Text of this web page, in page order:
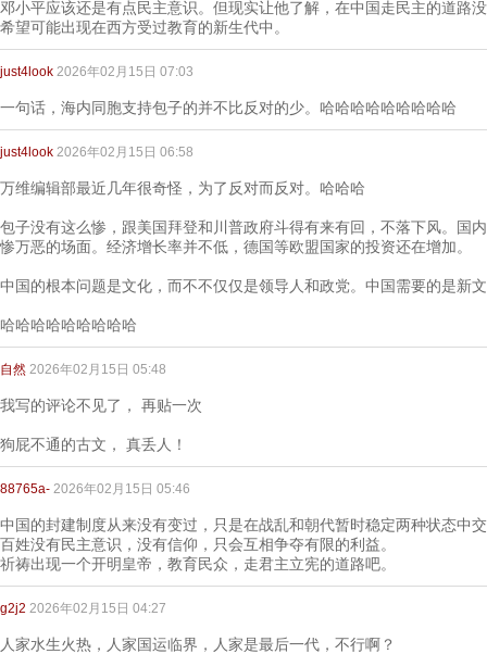
邓小平应该还是有点民主意识。但现实让他了解，在中国走民主的道路
希望可能出现在西方受过教育的新生代中。
just4look 2026年02月15日 07:03
一句话，海内同胞支持包子的并不比反对的少。哈哈哈哈哈哈哈哈哈
just4look 2026年02月15日 06:58
万维编辑部最近几年很奇怪，为了反对而反对。哈哈哈
包子没有这么惨，跟美国拜登和川普政府斗得有来有回，不落下风。国
惨万恶的场面。经济增长率并不低，德国等欧盟国家的投资还在增加。
中国的根本问题是文化，而不不仅仅是领导人和政党。中国需要的是新
哈哈哈哈哈哈哈哈哈
自然 2026年02月15日 05:48
我写的评论不见了， 再贴一次
狗屁不通的古文， 真丢人！
88765a- 2026年02月15日 05:46
中国的封建制度从来没有变过，只是在战乱和朝代暂时稳定两种状态中
百姓没有民主意识，没有信仰，只会互相争夺有限的利益。
祈祷出现一个开明皇帝，教育民众，走君主立宪的道路吧。
g2j2 2026年02月15日 04:27
人家水生火热，人家国运临界，人家是最后一代，不行啊？